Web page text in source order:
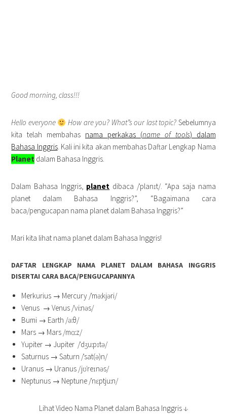
Good morning, class!!!
Hello everyone How are you? What”s our last topic? Sebelumnya
kita telah membahas nama perkakas (name of tools) dalam
Bahasa Inggris. Kali ini kita akan membahas Daftar Lengkap Nama
Planet dalam Bahasa Inggris.
Dalam Bahasa Inggris, planet dibaca /ˈplanɪt/. “Apa saja nama
planet dalam Bahasa Inggris?”, “Bagaimana cara
baca/pengucapan nama planet dalam Bahasa Inggris?”
Mari kita lihat nama planet dalam Bahasa Inggris!
DAFTAR LENGKAP NAMA PLANET DALAM BAHASA INGGRIS
DISERTAI CARA BACA/PENGUCAPANNYA
Merkurius → Mercury /ˈməːkjəri/
Venus → Venus /ˈviːnəs/
Bumi → Earth /əːθ/
Mars → Mars /mɑːz/
Yupiter → Jupiter /ˈdʒuːpɪtə/
Saturnus → Saturn /ˈsat(ə)n/
Uranus → Uranus /jʊˈreɪnəs/
Neptunus → Neptune /ˈnɛptjuːn/
Lihat Video Nama Planet dalam Bahasa Inggris ↓